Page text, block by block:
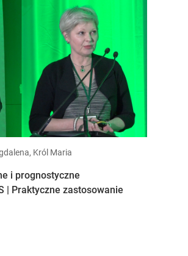
Król Maria
i prognostyczne
| Praktyczne zastosowanie